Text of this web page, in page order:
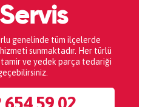
genelinde tüm ilçelerde
sunmaktadır. Her türlü
tamir ve yedek parça tedariği
654 59 02